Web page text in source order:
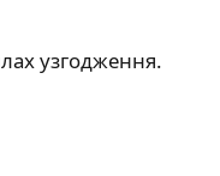
узгодження.